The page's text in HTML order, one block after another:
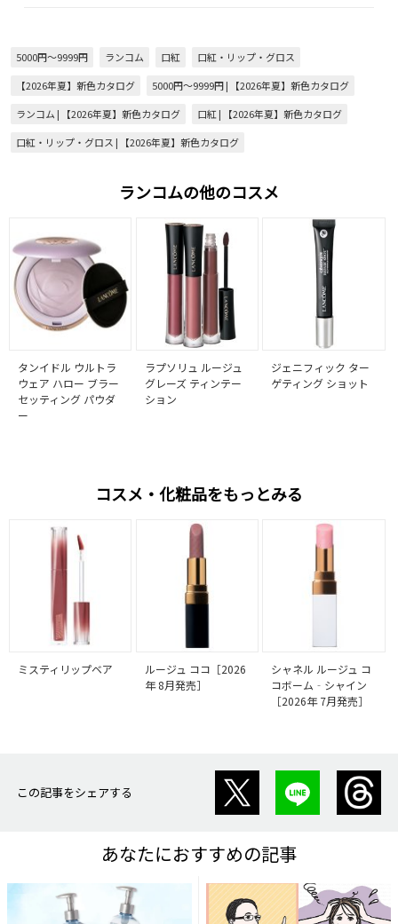
5000円～9999円 ランコム 口紅
口紅・リップ・グロス
【2026年夏】新色カタログ
5000円～9999円 | 【2026年夏】新色カタログ
ランコム | 【2026年夏】新色カタログ
口紅 | 【2026年夏】新色カタログ
口紅・リップ・グロス | 【2026年夏】新色カタログ
ランコムの他のコスメ
タンイドル ウルトラ
ウェア ハロー ブラー
セッティング パウダ
ー
ラプソリュ ルージュ
グレーズ ティンテー
ション
ジェニフィック ター
ゲティング ショット
コスメ・化粧品をもっとみる
ミスティリップベア
ルージュ ココ［2026
年 8月発売］
シャネル ルージュ コ
コボーム‐シャイン
［2026年 7月発売］
この記事をシェアする
あなたにおすすめの記事